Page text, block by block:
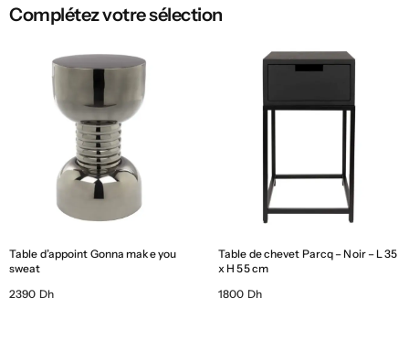
Complétez votre sélection
Table d’appoint Gonna make you
sweat
2390 Dh
Table de chevet Parcq – Noir – L 35
x H 55 cm
1800 Dh